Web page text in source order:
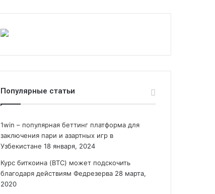
Популярные статьи
1win – популярная беттинг платформа для
заключения пари и азартных игр в
Узбекистане 18 января, 2024
Курс биткоина (BTC) может подскочить
благодаря действиям Федрезерва 28 марта,
2020